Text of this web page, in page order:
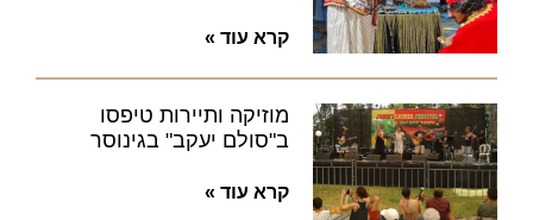
קרא עוד »
מוזיקה ותיירות טיפסו
ב"סולם יעקב" בגינוסר
קרא עוד »